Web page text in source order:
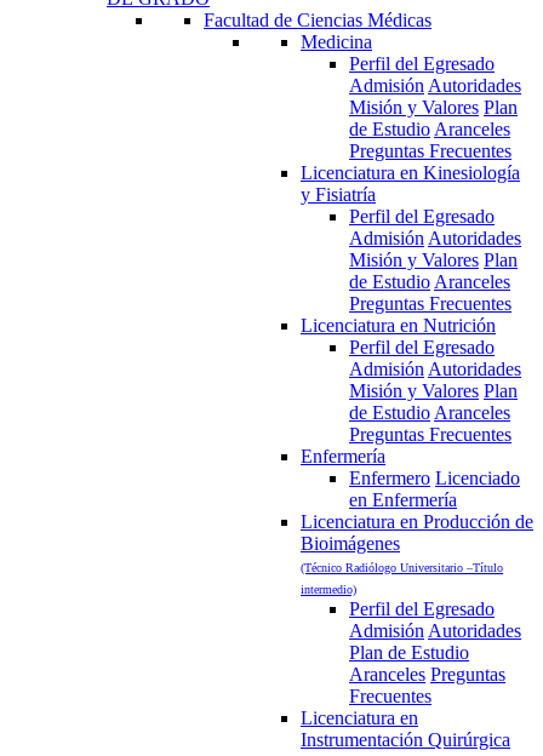
Facultad de Ciencias Médicas
Medicina
Perfil del Egresado
Admisión Autoridades
Misión y Valores Plan
de Estudio Aranceles
Preguntas Frecuentes
Licenciatura en Kinesiología
y Fisiatría
Perfil del Egresado
Admisión Autoridades
Misión y Valores Plan
de Estudio Aranceles
Preguntas Frecuentes
Licenciatura en Nutrición
Perfil del Egresado
Admisión Autoridades
Misión y Valores Plan
de Estudio Aranceles
Preguntas Frecuentes
Enfermería
Enfermero Licenciado
en Enfermería
Licenciatura en Producción de
Bioimágenes
(Técnico Radiólogo Universitario –Título
intermedio)
Perfil del Egresado
Admisión Autoridades
Plan de Estudio
Aranceles Preguntas
Frecuentes
Licenciatura en
Instrumentación Quirúrgica